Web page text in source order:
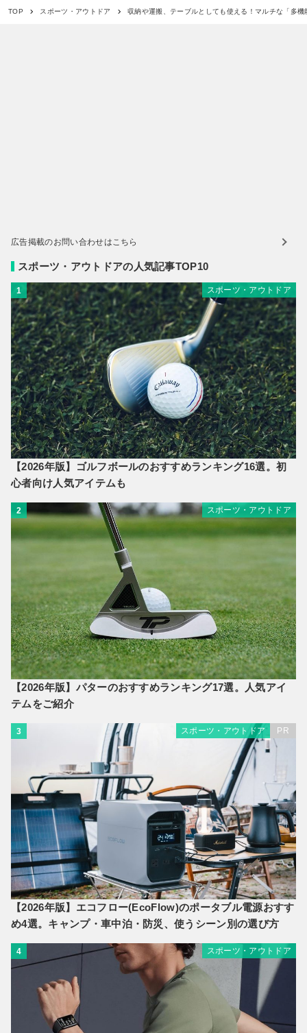
TOP スポーツ・アウトドア 収納や運搬、テーブルとしても使える！マルチな「多
広告掲載のお問い合わせはこちら
スポーツ・アウトドアの人気記事TOP10
1 スポーツ・アウトドア
【2026年版】ゴルフボールのおすすめランキング16選。初
心者向け人気アイテムも
2 スポーツ・アウトドア
【2026年版】パターのおすすめランキング17選。人気アイ
テムをご紹介
3 スポーツ・アウトドア PR
【2026年版】エコフロー(EcoFlow)のポータブル電源おすす
め4選。キャンプ・車中泊・防災、使うシーン別の選び方
4 スポーツ・アウトドア